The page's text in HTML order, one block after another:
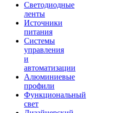
Светодиодные
ленты
Источники
питания
Системы
управления
и
автоматизации
Алюминиевые
профили
Функциональный
свет